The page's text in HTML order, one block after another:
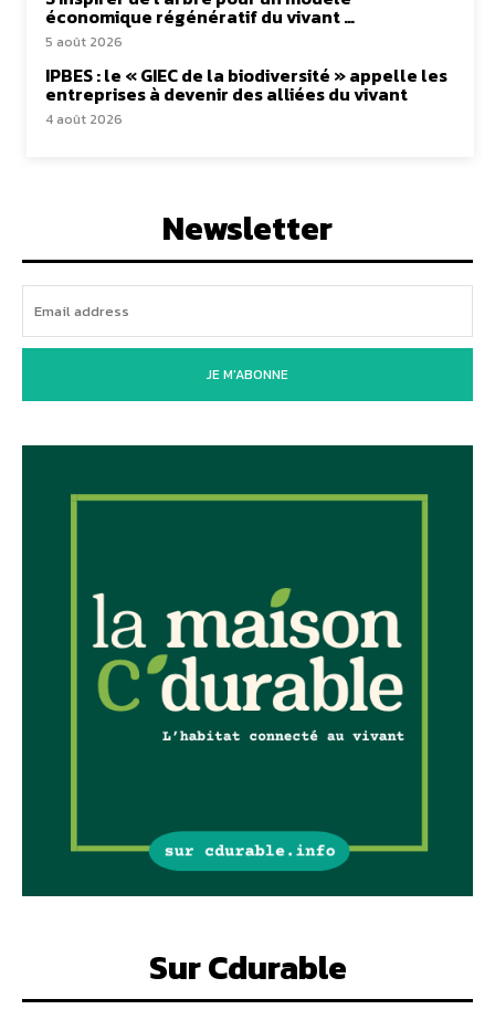
économique régénératif du vivant …
5 août 2026
IPBES : le « GIEC de la biodiversité » appelle les
entreprises à devenir des alliées du vivant
4 août 2026
Newsletter
JE M'ABONNE
Sur Cdurable